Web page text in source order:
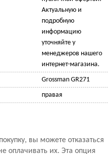
Актуальную и
подробную
информацию
уточняйте у
менеджеров нашего
интернет-магазина.
Grossman GR271
правая
вы можете отказаться
оплачивать их. Эта опция